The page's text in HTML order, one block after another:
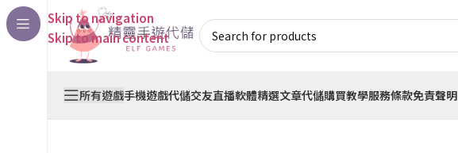
Skip to navigation
Skip to main content
所有遊戲手機遊戲代儲交友直播軟體精選文章代儲購買教學服務條款免責聲明